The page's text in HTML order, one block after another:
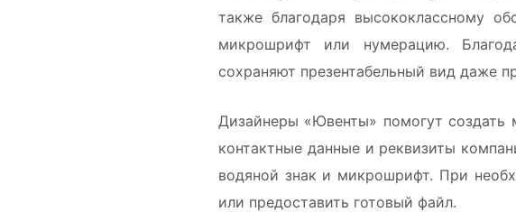
также благодаря высококлассному
микрошрифт или нумерацию.
сохраняют презентабельный вид даже
Дизайнеры «Ювенты» помогут создать
контактные данные и реквизиты
водяной знак и микрошрифт. При
или предоставить готовый файл.